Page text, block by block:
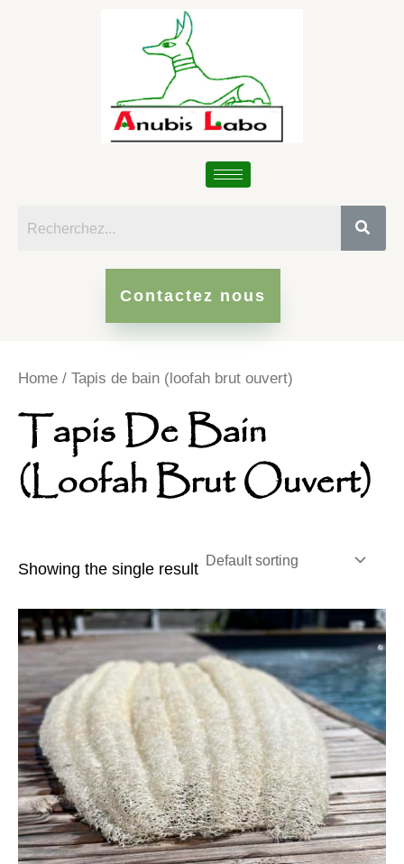
Contactez nous
Home / Tapis de bain (loofah brut ouvert)
Tapis De Bain
(loofah Brut Ouvert)
Showing the single result